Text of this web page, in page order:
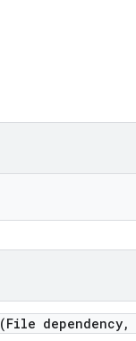
(File dependency,